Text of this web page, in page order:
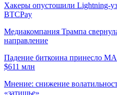
Хакеры опустошили Lightning-
BTCPay
Медиакомпания Трампа
направление
Падение биткоина принесло
$611 млн
Мнение: снижение
«затишье»